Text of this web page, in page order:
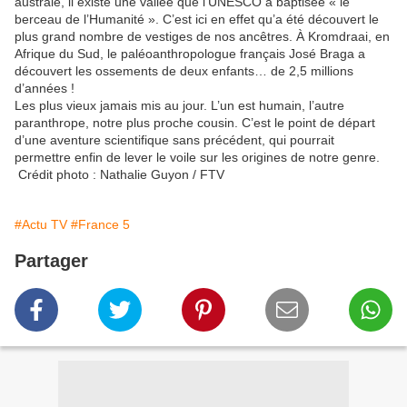
berceau de l’Humanité ». C’est ici en effet qu’a été découvert le
plus grand nombre de vestiges de nos ancêtres. À Kromdraai, en
Afrique du Sud, le paléoanthropologue français José Braga a
découvert les ossements de deux enfants… de 2,5 millions
d’années !
Les plus vieux jamais mis au jour. L’un est humain, l’autre
paranthrope, notre plus proche cousin. C’est le point de départ
d’une aventure scientifique sans précédent, qui pourrait
permettre enfin de lever le voile sur les origines de notre genre.
Crédit photo : Nathalie Guyon / FTV
#Actu TV #France 5
Partager